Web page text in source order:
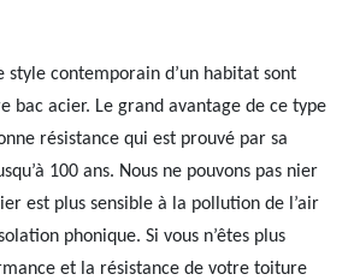
style contemporain d’un habitat sont
bac acier. Le grand avantage de ce type
résistance qui est prouvé par sa
100 ans. Nous ne pouvons pas nier
est plus sensible à la pollution de l’air
phonique. Si vous n’êtes plus
et la résistance de votre toiture